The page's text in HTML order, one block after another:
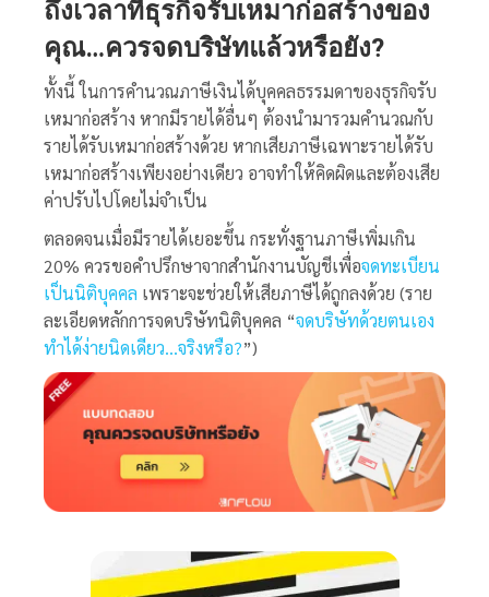
ถึงเวลาที่ธุรกิจรับเหมาก่อสร้างของ
คุณ…ควรจดบริษัทแล้วหรือยัง?
ทั้งนี้ ในการคำนวณภาษีเงินได้บุคคลธรรมดาของธุรกิจรับ
เหมาก่อสร้าง หากมีรายได้อื่นๆ ต้องนำมารวมคำนวณกับ
รายได้รับเหมาก่อสร้างด้วย หากเสียภาษีเฉพาะรายได้รับ
เหมาก่อสร้างเพียงอย่างเดียว อาจทำให้คิดผิดและต้องเสีย
ค่าปรับไปโดยไม่จำเป็น
ตลอดจนเมื่อมีรายได้เยอะขึ้น กระทั่งฐานภาษีเพิ่มเกิน
20% ควรขอคำปรึกษาจากสำนักงานบัญชีเพื่อจดทะเบียน
เป็นนิติบุคคล เพราะจะช่วยให้เสียภาษีได้ถูกลงด้วย (ราย
ละเอียดหลักการจดบริษัทนิติบุคคล “จดบริษัทด้วยตนเอง
ทำได้ง่ายนิดเดียว…จริงหรือ?”)